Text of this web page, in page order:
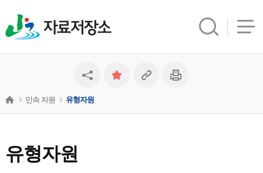
자료저장소
유형자원
민속 자원 유형자원